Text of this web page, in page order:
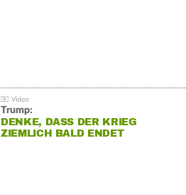
Trump:
DENKE, DASS DER KRIEG
ZIEMLICH BALD ENDET